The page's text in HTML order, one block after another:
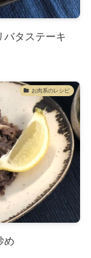
タステーキ
お肉系のレシピ
め